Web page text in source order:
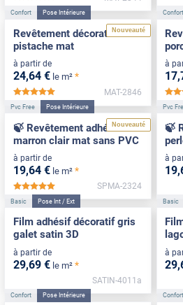
Nouveauté
Confort Pose Intérieure
Revêtement décoratif vert
pistache mat
à partir de
24,64 € le m² *
*****
MAT-2846
Confort
à
17
Nouveauté
Pvc Free Pose Intérieure
🍃 Revêtement adhésif
marron clair mat sans PVC
à partir de
19,64 € le m² *
*****
SPMA-2324
Pvc
🍃
à
19
Basic Pose Int / Ext
Film adhésif décoratif gris
galet satin 3D
à partir de
29,69 € le m² *
SATIN-4011a
Basic
à
29
Confort Pose Intérieure Confort